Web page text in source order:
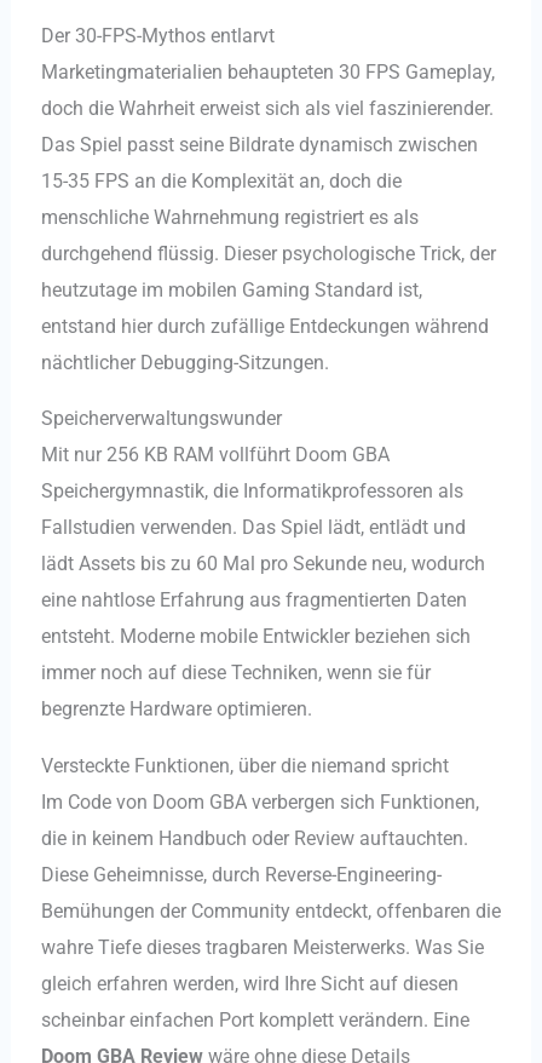
Der 30-FPS-Mythos entlarvt
Marketingmaterialien behaupteten 30 FPS Gameplay,
doch die Wahrheit erweist sich als viel faszinierender.
Das Spiel passt seine Bildrate dynamisch zwischen
15-35 FPS an die Komplexität an, doch die
menschliche Wahrnehmung registriert es als
durchgehend flüssig. Dieser psychologische Trick, der
heutzutage im mobilen Gaming Standard ist,
entstand hier durch zufällige Entdeckungen während
nächtlicher Debugging-Sitzungen.
Speicherverwaltungswunder
Mit nur 256 KB RAM vollführt Doom GBA
Speichergymnastik, die Informatikprofessoren als
Fallstudien verwenden. Das Spiel lädt, entlädt und
lädt Assets bis zu 60 Mal pro Sekunde neu, wodurch
eine nahtlose Erfahrung aus fragmentierten Daten
entsteht. Moderne mobile Entwickler beziehen sich
immer noch auf diese Techniken, wenn sie für
begrenzte Hardware optimieren.
Versteckte Funktionen, über die niemand spricht
Im Code von Doom GBA verbergen sich Funktionen,
die in keinem Handbuch oder Review auftauchten.
Diese Geheimnisse, durch Reverse-Engineering-
Bemühungen der Community entdeckt, offenbaren die
wahre Tiefe dieses tragbaren Meisterwerks. Was Sie
gleich erfahren werden, wird Ihre Sicht auf diesen
scheinbar einfachen Port komplett verändern. Eine
Doom GBA Reviewwäre ohne diese Details